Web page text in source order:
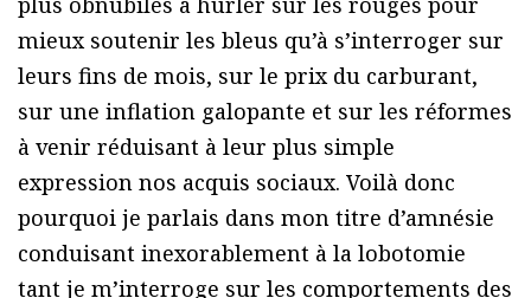
mieux soutenir les bleus qu’à s’interroger sur
leurs fins de mois, sur le prix du carburant,
sur une inflation galopante et sur les réformes
à venir réduisant à leur plus simple
expression nos acquis sociaux. Voilà donc
pourquoi je parlais dans mon titre d’amnésie
conduisant inexorablement à la lobotomie
tant je m’interroge sur les comportements des